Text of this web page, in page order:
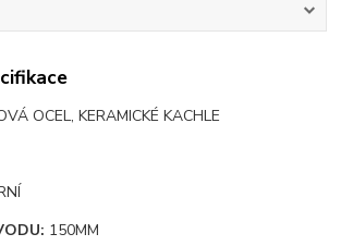
OCEL, KERAMICKÉ KACHLE
150MM